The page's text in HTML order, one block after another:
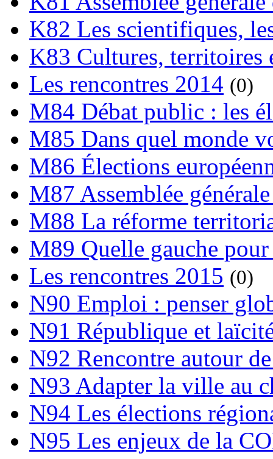
K82 Les scientifiques,
K83 Cultures, territoires
Les rencontres 2014 (0)
M84 Débat public : les
M85 Dans quel monde
M86 Élections
M87 Assemblée
M88 La réforme
M89 Quelle gauche
Les rencontres 2015 (0)
N90 Emploi : penser
N91 République et
N92 Rencontre autour
N93 Adapter la ville au
N94 Les élections
N95 Les enjeux de la